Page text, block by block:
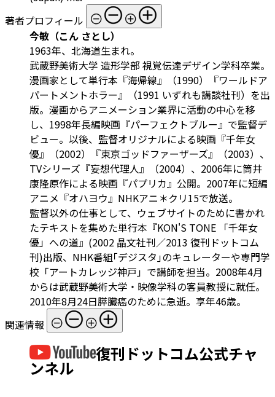
著者プロフィール
今敏（こん さとし）
1963年、北海道生まれ。
武蔵野美術大学 造形学部 視覚伝達デザイン学科卒業。
漫画家として単行本『海帰線』（1990）『ワールドア
パートメントホラー』（1991 いずれも講談社刊）を出
版。漫画からアニメーション業界に活動の中心を移
し、1998年長編映画『パーフェクトブルー』で監督デ
ビュー。以後、監督オリジナルによる映画『千年女
優』（2002）『東京ゴッドファーザーズ』（2003）、
TVシリーズ『妄想代理人』（2004）、2006年に筒井
康隆原作による映画『パプリカ』公開。2007年に短編
アニメ『オハヨウ』NHKアニ＊クリ15で放送。
監督以外の仕事として、ウェブサイトのために書かれ
たテキストを集めた単行本『KON'S TONE 「千年女
優」への道』(2002 晶文社刊／2013 復刊ドットコム
刊)出版、NHK番組｢デジスタ｣のキュレーターや専門学
校「アートカレッジ神戸」で講師を担当。2008年4月
からは武蔵野美術大学・映像学科の客員教授に就任。
2010年8月24日膵臓癌のために急逝。享年46歳。
関連情報
復刊ドットコム公式チャ
ンネル